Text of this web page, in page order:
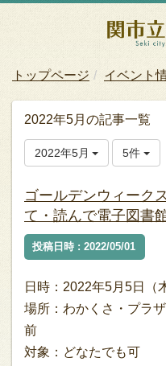
トップページ イベント
2022年5月の記事一覧
2022年5月 5件
ゴールデンウィーク
て・読んで電子図書
投稿日時 : 2022/05/01
日時：2022年5月5日（
場所：わかくさ・プラ
前
対象：どなたでも可